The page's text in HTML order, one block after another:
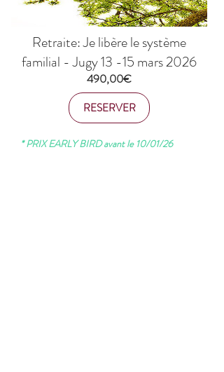
Retraite: Je libère le système
familial - Jugy 13 -15 mars 2026
490,00€Prix
RESERVER
* PRIX EARLY BIRD avant le 10/01/26